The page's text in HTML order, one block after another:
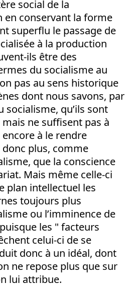
social de la
en conservant la forme
superflu le passage de
à la production
ils être des
du socialisme au
pas au sens historique
dont nous savons, par
qu’ils sont
ne suffisent pas à
à le rendre
plus, comme
que la conscience
Mais même celle-ci
plan intellectuel les
toujours plus
ou l’imminence de
les " facteurs
celui-ci de se
donc à un idéal, dont
ne repose plus que sur
lui attribue.